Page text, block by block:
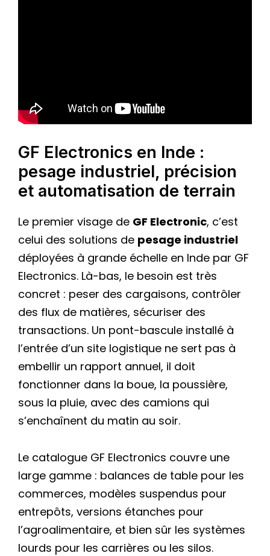
GF Electronics en Inde :
pesage industriel, précision
et automatisation de terrain
Le premier visage de GF Electronic, c’est
celui des solutions de pesage industriel
déployées à grande échelle en Inde par GF
Electronics. Là-bas, le besoin est très
concret : peser des cargaisons, contrôler
des flux de matières, sécuriser des
transactions. Un pont-bascule installé à
l’entrée d’un site logistique ne sert pas à
embellir un rapport annuel, il doit
fonctionner dans la boue, la poussière,
sous la pluie, avec des camions qui
s’enchaînent du matin au soir.
Le catalogue GF Electronics couvre une
large gamme : balances de table pour les
commerces, modèles suspendus pour
entrepôts, versions étanches pour
l’agroalimentaire, et bien sûr les systèmes
lourds pour les carrières ou les silos.